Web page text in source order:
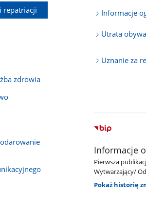
repatriacji
zdrowia
Informacje
Utrata
Uznanie za
Informacje
Pierwsza
Wytwarzający/
Pokaż historię